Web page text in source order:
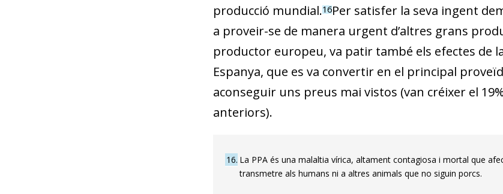
producció mundial.16Per satisfer la seva ingent
a proveir-se de manera urgent d’altres grans
productor europeu, va patir també els efectes de
Espanya, que es va convertir en el principal
aconseguir uns preus mai vistos (van créixer el
anteriors).
16 La PPA és una malaltia vírica, altament contagiosa i mortal que
transmetre als humans ni a altres animals que no siguin porcs.